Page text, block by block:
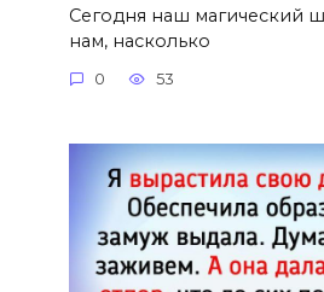
Сегодня наш магический
нам, насколько
0 53